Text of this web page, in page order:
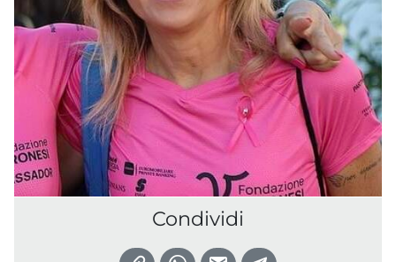
Condividi